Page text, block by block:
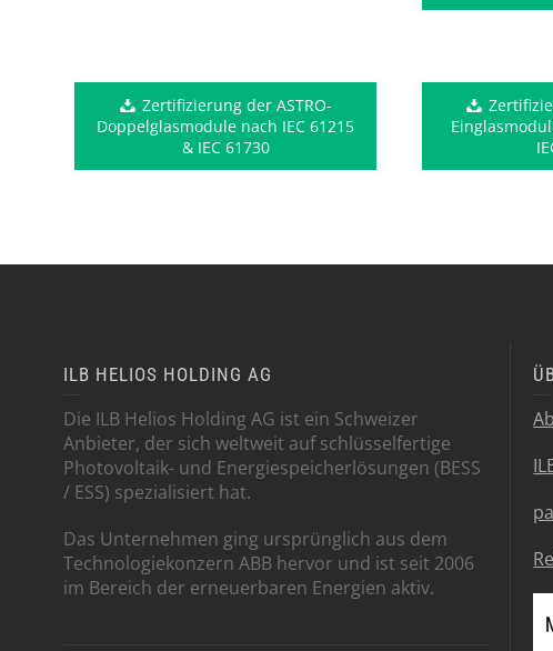
Zertifizierung der ASTRO-
Doppelglasmodule nach IEC 61215
& IEC 61730
ILB HELIOS HOLDING AG
Die ILB Helios Holding AG ist ein Schweizer
Anbieter, der sich weltweit auf schlüsselfertige
Photovoltaik- und Energiespeicherlösungen (BESS
/ ESS) spezialisiert hat.
Das Unternehmen ging ursprünglich aus dem
Technologiekonzern ABB hervor und ist seit 2006
im Bereich der erneuerbaren Energien aktiv.